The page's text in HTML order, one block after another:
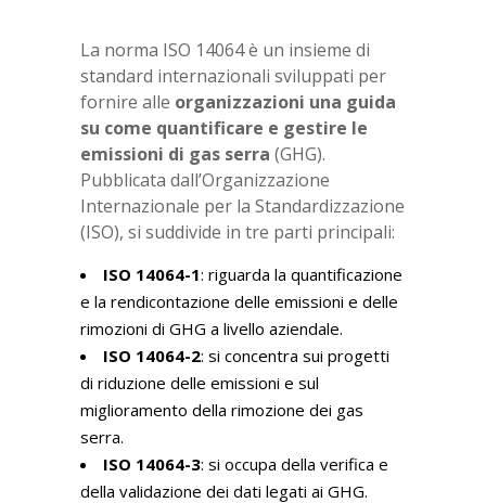
La norma ISO 14064 è un insieme di
standard internazionali sviluppati per
fornire alle organizzazioni una guida
su come quantificare e gestire le
emissioni di gas serra (GHG).
Pubblicata dall’Organizzazione
Internazionale per la Standardizzazione
(ISO), si suddivide in tre parti principali:
ISO 14064-1: riguarda la quantificazione
e la rendicontazione delle emissioni e delle
rimozioni di GHG a livello aziendale.
ISO 14064-2: si concentra sui progetti
di riduzione delle emissioni e sul
miglioramento della rimozione dei gas
serra.
ISO 14064-3: si occupa della verifica e
della validazione dei dati legati ai GHG.